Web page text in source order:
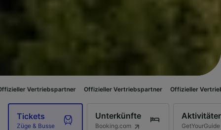
Offizieller Vertriebspartner Offizieller Vertriebspartner
Tickets
Züge & Busse
Unterkünfte
Booking.com GetYourGuide